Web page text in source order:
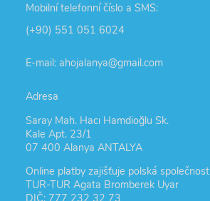
Mobilní telefonní číslo a SMS:
(+90) 551 051 6024
E-mail: ahojalanya@gmail.com
Adresa
Saray Mah. Hacı Hamdioğlu Sk.
Kale Apt. 23/1
07 400 Alanya ANTALYA
Online platby zajišťuje polská společnost
TUR-TUR Agata Bromberek Uyar